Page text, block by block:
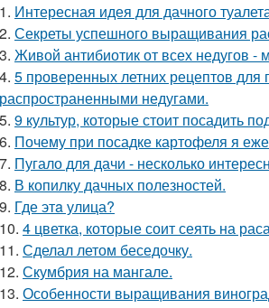
1. Интересная идея для дачного
2. Секреты успешного выращивания
3. Живой антибиотик от всех недугов -
4. 5 проверенных летних рецептов для
распространенными недугами.
5. 9 культур, которые стоит посадить
6. Почему при посадке картофеля я
7. Пугало для дачи - несколько
8. В копилку дачных полезностей.
9. Где этa улица?
10. 4 цветка, которые соит сеять на
11. Сделал летом беседочку.
12. Скумбрия на мангале.
13. Особенности выращивания